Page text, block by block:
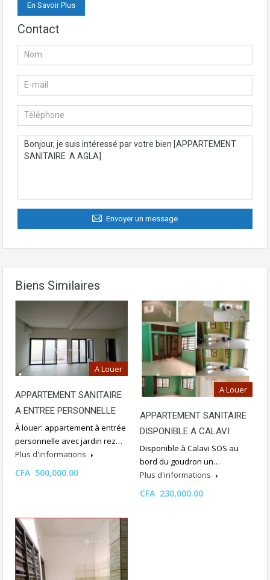
En Savoir Plus
Contact
Envoyer un message
Biens Similaires
A Louer
APPARTEMENT SANITAIRE
A ENTREE PERSONNELLE
À louer: appartement à entrée
personnelle avec jardin rez…
Plus d'informations
CFA 500,000.00
A Louer
APPARTEMENT SANITAIRE
DISPONIBLE A CALAVI
Disponible à Calavi SOS au
bord du goudron un…
Plus d'informations
CFA 230,000.00